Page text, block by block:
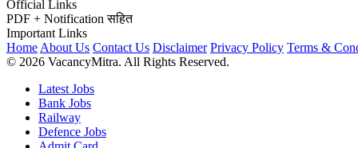
Official Links
PDF + Notification सहित
Important Links
Home About Us Contact Us Disclaimer Privacy Policy Terms &
© 2026 VacancyMitra. All Rights Reserved.
Latest Jobs
Bank Jobs
Railway
Defence Jobs